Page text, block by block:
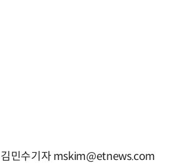
김민수기자 mskim@etnews.com